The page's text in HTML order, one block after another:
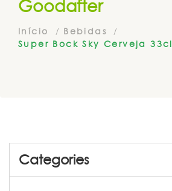
Goodafter
Início
Bebidas
Super Bock Sky Cerveja 33cl
Categories